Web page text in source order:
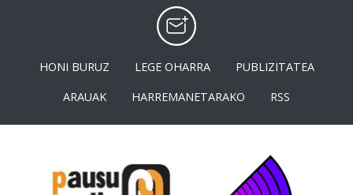
HONI BURUZ LEGE OHARRA
PUBLIZITATEA
ARAUAK
HARREMANETARAKO RSS